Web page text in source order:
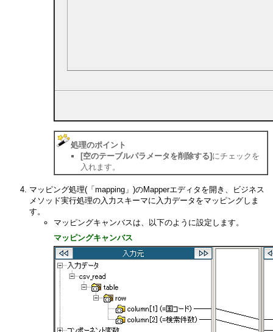
処理のポイント
[空のテーブルパラメータを削除する] にチェックを
入れます。
マッピング処理(「mapping」)のMapperエディタを開き、ビジネス
メソッド実行処理の入力スキーマに入力データをマッピングしま
す。
マッピングキャンバスは、以下のように設定します。
マッピングキャンバス